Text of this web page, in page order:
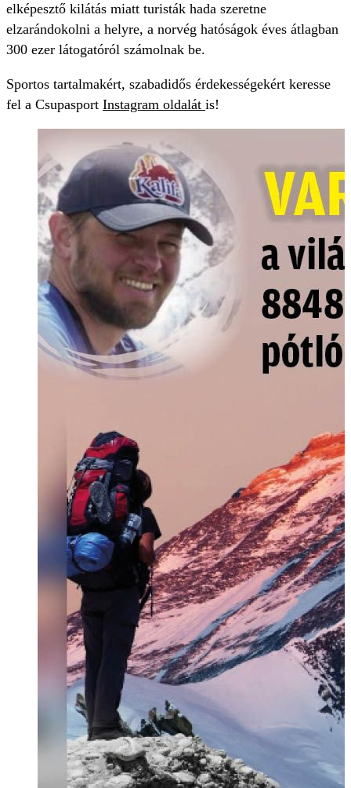
elképesztő kilátás miatt turisták hada szeretne
elzarándokolni a helyre, a norvég hatóságok éves átlagban
300 ezer látogatóról számolnak be.
Sportos tartalmakért, szabadidős érdekességekért keresse
fel a Csupasport Instagram oldalát is!